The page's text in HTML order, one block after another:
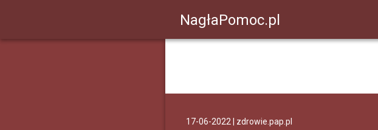
NagłaPomoc.pl
17-06-2022 | zdrowie.pap.pl